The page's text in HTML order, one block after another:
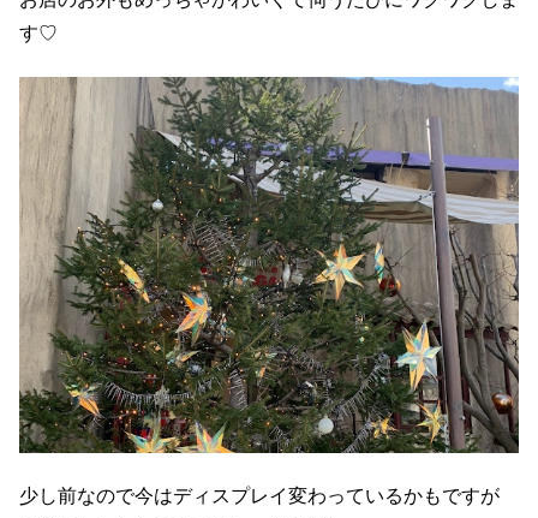
す♡
少し前なので今はディスプレイ変わっているかもですが